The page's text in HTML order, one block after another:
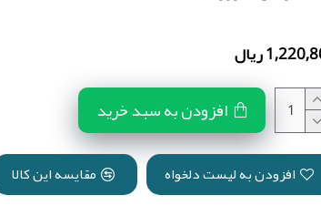
ریال
افزودن به سبد خرید
افزودن به لیست دلخواه مقایسه این کالا